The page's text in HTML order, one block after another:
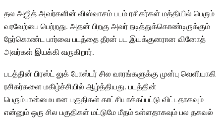
தல அஜித் அவர்களின் விஸ்வாசம் படம் ரசிகர்கள் மத்தியில் பெரும்
வரவேற்பை பெற்றது. அதன் பிறகு அவர் நடித்துக்கொண்டிருக்கும்
நேர்கொண்ட பார்வை படத்தை தீரன் பட இயக்குனரான வினோத்
அவர்கள் இயக்கி வருகிறார்.
படத்தின் பிரஸ்ட் லுக் போஸ்டர் சில வாரங்களுக்கு முன்பு வெளியாகி
ரசிகர்களை மகிழ்ச்சியில் ஆழ்த்தியது. படத்தின்
பெரும்பான்மையான பகுதிகள் காட்சியாக்கப்பட்டு விட்டதாகவும்
என்னும் ஒரு சில பகுதிகள் மட்டுமே மீதம் உள்ளதாகவும் பல தகவல்